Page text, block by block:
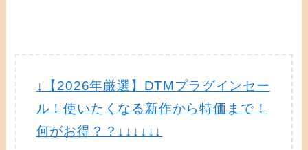
↓【2026年厳選】DTMプラグインセー
ル！使いたくなる新作から特価まで！
何がお得？？↓↓↓↓↓↓